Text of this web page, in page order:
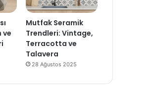
ve
Mutfak Seramik
Trendleri: Vintage,
Terracotta ve
Talavera
28 Ağustos 2025